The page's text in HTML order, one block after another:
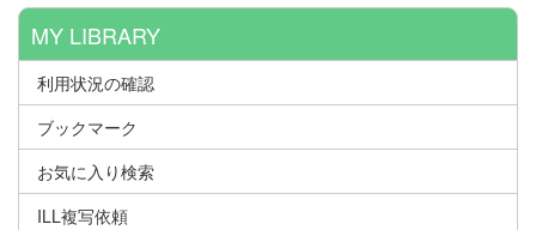
MY LIBRARY
利用状況の確認
ブックマーク
お気に入り検索
ILL複写依頼